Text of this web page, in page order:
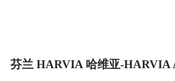
芬兰 HARVIA 哈维亚-HARVIA